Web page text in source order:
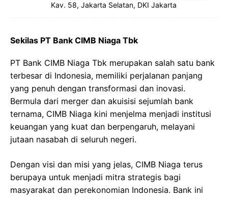
Kav. 58, Jakarta Selatan, DKI Jakarta
Sekilas PT Bank CIMB Niaga Tbk
PT Bank CIMB Niaga Tbk merupakan salah satu bank
terbesar di Indonesia, memiliki perjalanan panjang
yang penuh dengan transformasi dan inovasi.
Bermula dari merger dan akuisisi sejumlah bank
ternama, CIMB Niaga kini menjelma menjadi institusi
keuangan yang kuat dan berpengaruh, melayani
jutaan nasabah di seluruh negeri.
Dengan visi dan misi yang jelas, CIMB Niaga terus
berupaya untuk menjadi mitra strategis bagi
masyarakat dan perekonomian Indonesia. Bank ini